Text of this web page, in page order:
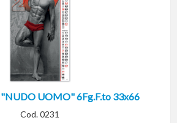
"NUDO UOMO" 6Fg.F.to 33x66
Cod. 0231